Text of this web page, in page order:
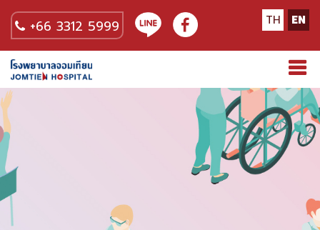
+66 3312 5999 TH EN